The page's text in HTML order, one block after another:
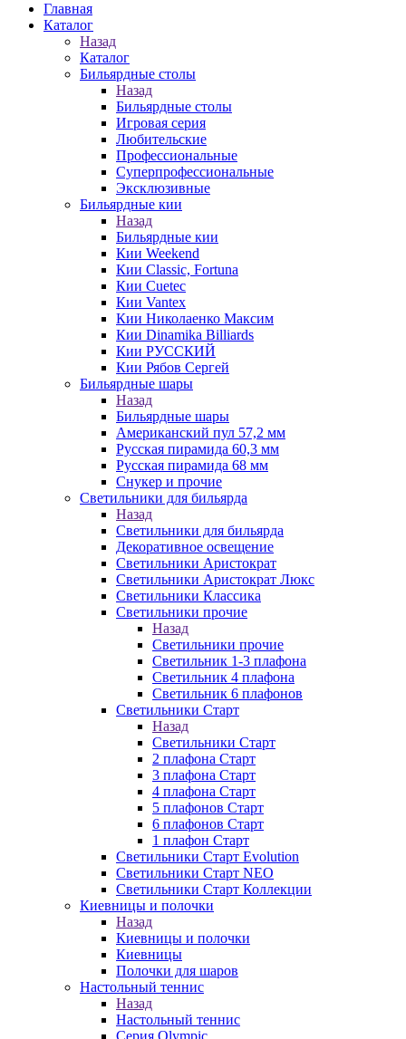
Главная
Каталог
Назад
Каталог
Бильярдные столы
Назад
Бильярдные столы
Игровая серия
Любительские
Профессиональные
Суперпрофессиональные
Эксклюзивные
Бильярдные кии
Назад
Бильярдные кии
Кии Weekend
Кии Classic, Fortuna
Кии Cuetec
Кии Vantex
Кии Николаенко Максим
Кии Dinamika Billiards
Кии РУССКИЙ
Кии Рябов Сергей
Бильярдные шары
Назад
Бильярдные шары
Американский пул 57,2 мм
Русская пирамида 60,3 мм
Русская пирамида 68 мм
Снукер и прочие
Светильники для бильярда
Назад
Светильники для бильярда
Декоративное освещение
Светильники Аристократ
Светильники Аристократ Люкс
Светильники Классика
Светильники прочие
Назад
Светильники прочие
Светильник 1-3 плафона
Светильник 4 плафона
Светильник 6 плафонов
Светильники Старт
Назад
Светильники Старт
2 плафона Старт
3 плафона Старт
4 плафона Старт
5 плафонов Старт
6 плафонов Старт
1 плафон Старт
Светильники Старт Evolution
Светильники Старт NEO
Светильники Старт Коллекции
Киевницы и полочки
Назад
Киевницы и полочки
Киевницы
Полочки для шаров
Настольный теннис
Назад
Настольный теннис
Серия Olympic